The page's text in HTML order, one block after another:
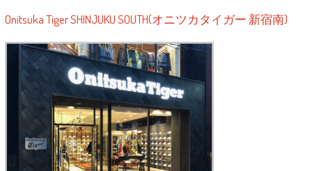
Onitsuka Tiger SHINJUKU SOUTH(オニツカタイガー 新宿南)